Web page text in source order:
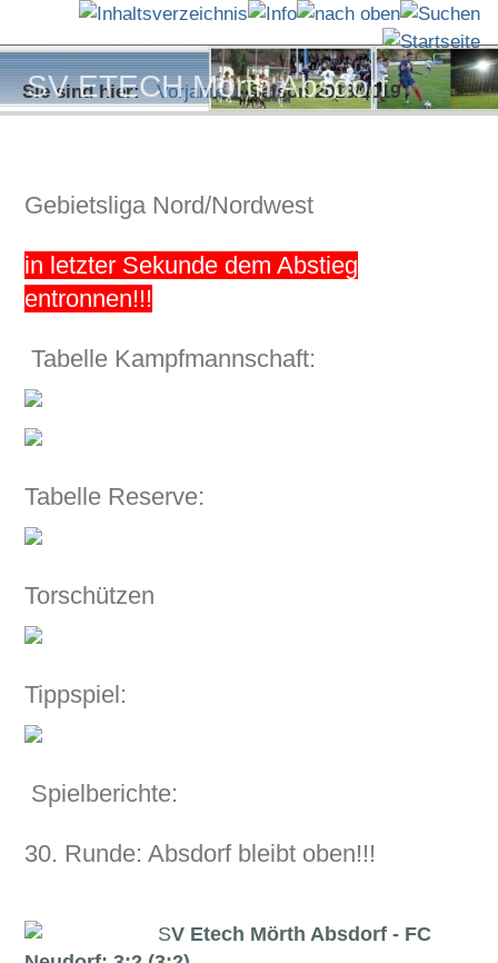
SV ETECH Mörth Absdorf
Sie sind hier: Vorjahre « Saison 2018/2019
Gebietsliga Nord/Nordwest
in letzter Sekunde dem Abstieg
entronnen!!!
Tabelle Kampfmannschaft:
Tabelle Reserve:
Torschützen
Tippspiel:
Spielberichte:
30. Runde: Absdorf bleibt oben!!!
SV Etech Mörth Absdorf - FC